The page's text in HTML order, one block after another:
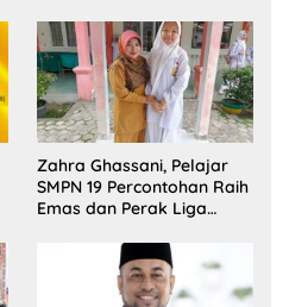
Zahra Ghassani, Pelajar
SMPN 19 Percontohan Raih
Emas dan Perak Liga